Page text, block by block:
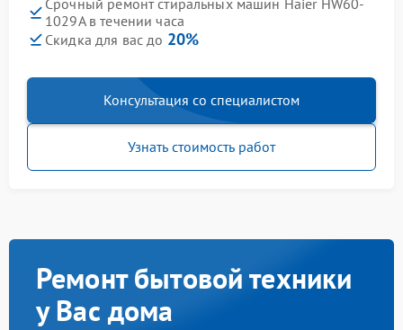
Срочный ремонт стиральных машин Haier HW60-
1029A в течении часа
Скидка для вас до 20%
Консультация со специалистом
Узнать стоимость работ
Ремонт бытовой техники
у Вас дома